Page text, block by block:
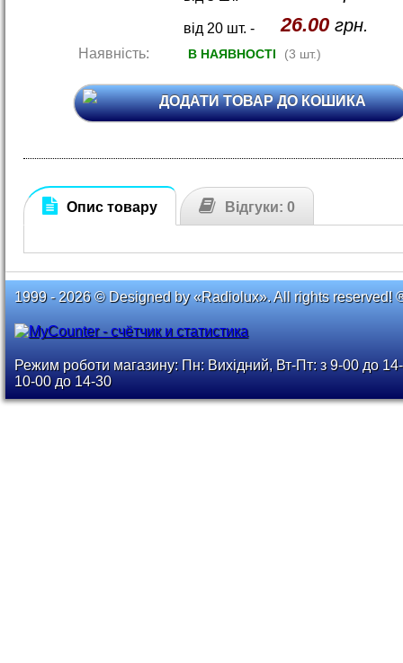
від 20 шт. - 26.00грн.
Наявність: В НАЯВНОСТІ (3 шт.)
ДОДАТИ ТОВАР ДО КОШИКА
Опис товару Відгуки: 0
1999 - 2026 © Designed by «Radiolux». All rights reserved!
Режим роботи магазину: Пн: Вихідний, Вт-Пт: з 9-00 до
10-00 до 14-30